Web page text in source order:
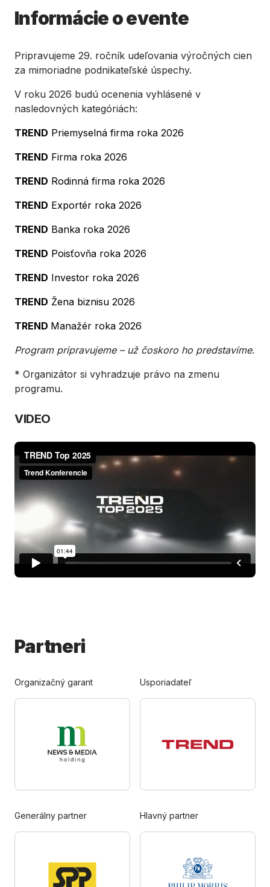
Informácie o evente
Pripravujeme 29. ročník udeľovania výročných cien
za mimoriadne podnikateľské úspechy.
V roku 2026 budú ocenenia vyhlásené v
nasledovných kategóriách:
TREND Priemyselná firma roka 2026
TREND Firma roka 2026
TREND Rodinná firma roka 2026
TREND Exportér roka 2026
TREND Banka roka 2026
TREND Poisťovňa roka 2026
TREND Investor roka 2026
TREND Žena biznisu 2026
TREND Manažér roka 2026
Program pripravujeme – už čoskoro ho predstavíme.
* Organizátor si vyhradzuje právo na zmenu
programu.
VIDEO
Partneri
Organizačný garant Usporiadateľ
Generálny partner Hlavný partner